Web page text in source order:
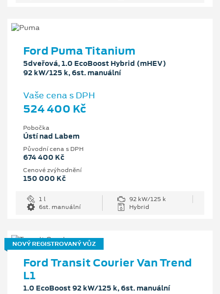
Ford Puma Titanium
5dveřová, 1.0 EcoBoost Hybrid (mHEV)
92 kW/125 k, 6st. manuální
Vaše cena s DPH
524 400 Kč
Pobočka
Ústí nad Labem
Původní cena s DPH
674 400 Kč
Cenové zvýhodnění
150 000 Kč
1 l
92 kW/125 k
6st. manuální
Hybrid
NOVÝ REGISTROVANÝ VŮZ
Ford Transit Courier Van Trend
L1
1.0 EcoBoost 92 kW/125 k, 6st. manuální